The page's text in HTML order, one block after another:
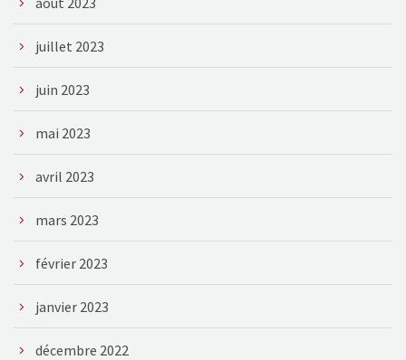
juillet 2023
juin 2023
mai 2023
avril 2023
mars 2023
février 2023
janvier 2023
décembre 2022